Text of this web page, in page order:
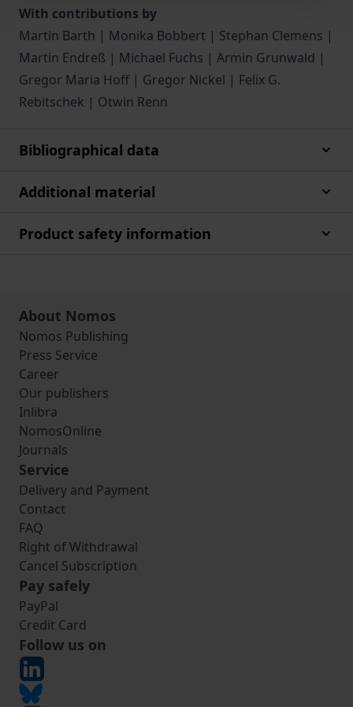
With contributions by
Martin Barth | Monika Bobbert | Stephan Clemens |
Martin Endreß | Michael Fuchs | Armin Grunwald |
Gregor Maria Hoff | Gregor Nickel | Felix G.
Rebitschek | Otwin Renn
Bibliographical data
Additional material
Product safety information
About Nomos
Nomos Publishing
Press Service
Career
Our publishers
Inlibra
NomosOnline
Journals
Service
Delivery and Payment
Contact
FAQ
Right of Withdrawal
Cancel Subscription
Pay safely
PayPal
Credit Card
Follow us on